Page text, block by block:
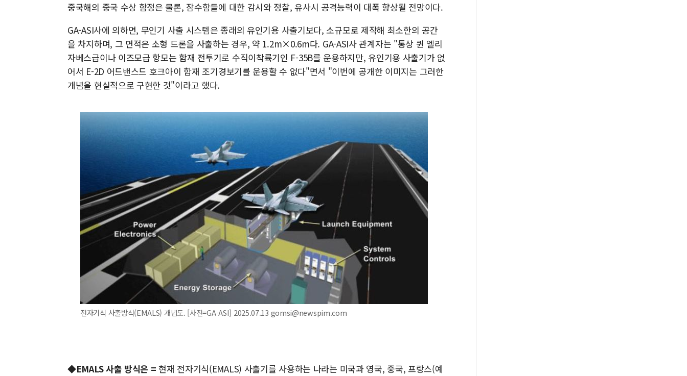
중국해의 중국 수상 함정은 물론, 잠수함들에 대한 감시와 정찰, 유사시 공격능력이 대폭 향상될 전망이다.
GA-ASI사에 의하면, 무인기 사출 시스템은 종래의 유인기용 사출기보다, 소규모로 제작해 최소한의 공간
을 차지하며, 그 면적은 소형 드론을 사출하는 경우, 약 1.2m×0.6m다. GA-ASI사 관계자는 "통상 퀸 엘리
자베스급이나 이즈모급 항모는 함재 전투기로 수직이착륙기인 F-35B를 운용하지만, 유인기용 사출기가 없
어서 E-2D 어드밴스드 호크아이 함재 조기경보기를 운용할 수 없다"면서 "이번에 공개한 이미지는 그러한
개념을 현실적으로 구현한 것"이라고 했다.
전자기식 사출방식(EMALS) 개념도. [사진=GA-ASI] 2025.07.13 gomsi@newspim.com
◆EMALS 사출 방식은 = 현재 전자기식(EMALS) 사출기를 사용하는 나라는 미국과 영국, 중국, 프랑스(예